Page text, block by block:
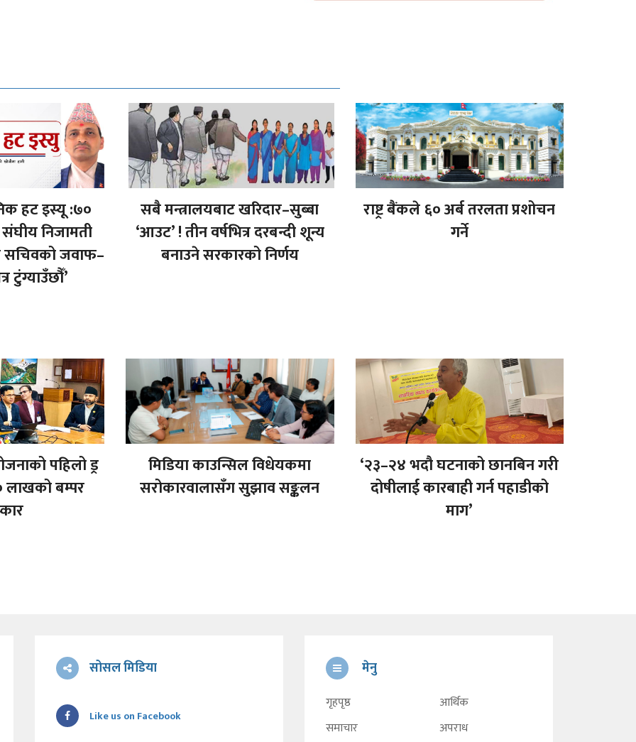
हट इस्यू :७०
निजामती
जवाफ–
टुंग्याउँछौँ’
सबै मन्त्रालयबाट खरिदार–सुब्बा
‘आउट’ ! तीन वर्षभित्र दरबन्दी शून्य
बनाउने सरकारको निर्णय
राष्ट्र बैंकले ६० अर्ब तरलता प्रशोचन
गर्ने
पहिलो ड्र
लाखको बम्पर
मिडिया काउन्सिल विधेयकमा
सरोकारवालासँग सुझाव सङ्कलन
‘२३–२४ भदौ घटनाको छानबिन गरी
दोषीलाई कारबाही गर्न पहाडीको
माग’
सोसल मिडिया
Like us on Facebook
मेनु
गृहपृष्ठ
समाचार
आर्थिक
अपराध